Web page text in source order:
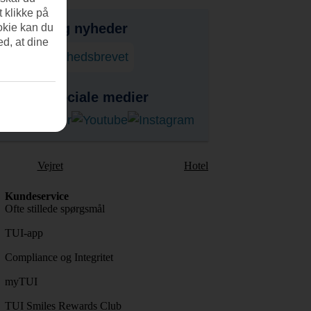
tips og nyheder
på nyhedsbrevet
på de sociale medier
Vejret Hotel
Kundeservice
Ofte stillede spørgsmål
TUI-app
Compliance og Integritet
myTUI
TUI Smiles Rewards Club
klikke på
kan du
at dine